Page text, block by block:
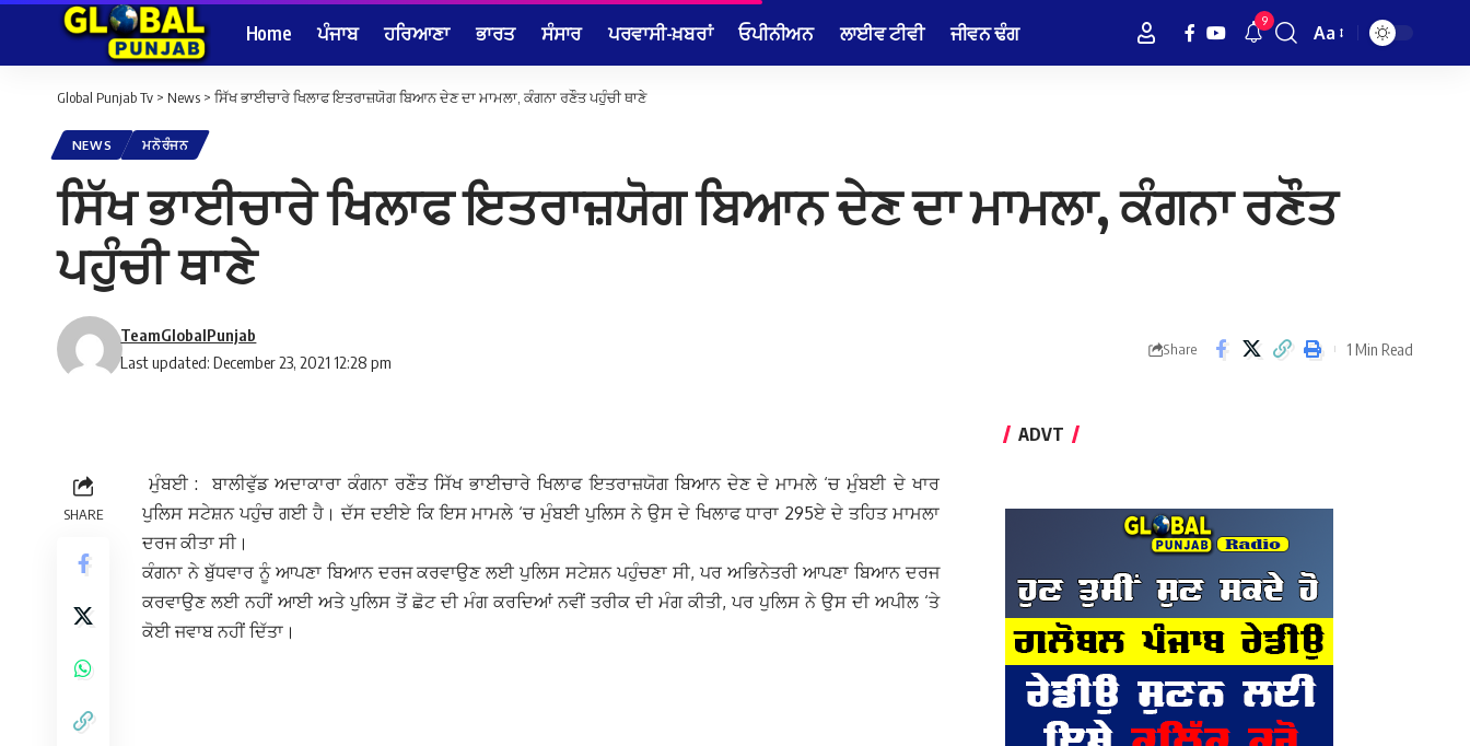
Home ਪੰਜਾਬ ਹਰਿਆਣਾ ਭਾਰਤ ਸੰਸਾਰ ਪਰਵਾਸੀ-ਖ਼ਬਰਾਂ ਓਪੀਨੀਅਨ ਲਾਈਵ ਟੀਵੀ ਜੀਵਨ ਢੰਗ 9
Font
Aa
Global Punjab Tv > News > ਸਿੱਖ ਭਾਈਚਾਰੇ ਖਿਲਾਫ ਇਤਰਾਜ਼ਯੋਗ ਬਿਆਨ ਦੇਣ ਦਾ ਮਾਮਲਾ, ਕੰਗਨਾ ਰਣੌਤ ਪਹੁੰਚੀ ਥਾਣੇ
NEWS ਮਨੋਰੰਜਨ
ਸਿੱਖ ਭਾਈਚਾਰੇ ਖਿਲਾਫ ਇਤਰਾਜ਼ਯੋਗ ਬਿਆਨ ਦੇਣ ਦਾ ਮਾਮਲਾ, ਕੰਗਨਾ ਰਣੌਤ
ਪਹੁੰਚੀ ਥਾਣੇ
Last updated: December 23, 2021 12:28 pm
TeamGlobalPunjab
Share 1 Min Read
SHARE
ਮੁੰਬਈ : ਬਾਲੀਵੁੱਡ ਅਦਾਕਾਰਾ ਕੰਗਨਾ ਰਣੌਤ ਸਿੱਖ ਭਾਈਚਾਰੇ ਖਿਲਾਫ ਇਤਰਾਜ਼ਯੋਗ ਬਿਆਨ ਦੇਣ ਦੇ ਮਾਮਲੇ ‘ਚ ਮੁੰਬਈ ਦੇ ਖਾਰ
ਪੁਲਿਸ ਸਟੇਸ਼ਨ ਪਹੁੰਚ ਗਈ ਹੈ। ਦੱਸ ਦਈਏ ਕਿ ਇਸ ਮਾਮਲੇ ‘ਚ ਮੁੰਬਈ ਪੁਲਿਸ ਨੇ ਉਸ ਦੇ ਖਿਲਾਫ ਧਾਰਾ 295ਏ ਦੇ ਤਹਿਤ ਮਾਮਲਾ
ਦਰਜ ਕੀਤਾ ਸੀ।
ਕੰਗਨਾ ਨੇ ਬੁੱਧਵਾਰ ਨੂੰ ਆਪਣਾ ਬਿਆਨ ਦਰਜ ਕਰਵਾਉਣ ਲਈ ਪੁਲਿਸ ਸਟੇਸ਼ਨ ਪਹੁੰਚਣਾ ਸੀ, ਪਰ ਅਭਿਨੇਤਰੀ ਆਪਣਾ ਬਿਆਨ ਦਰਜ
ਕਰਵਾਉਣ ਲਈ ਨਹੀਂ ਆਈ ਅਤੇ ਪੁਲਿਸ ਤੋਂ ਛੋਟ ਦੀ ਮੰਗ ਕਰਦਿਆਂ ਨਵੀਂ ਤਰੀਕ ਦੀ ਮੰਗ ਕੀਤੀ, ਪਰ ਪੁਲਿਸ ਨੇ ਉਸ ਦੀ ਅਪੀਲ ‘ਤੇ
ਕੋਈ ਜਵਾਬ ਨਹੀਂ ਦਿੱਤਾ।
ADVT